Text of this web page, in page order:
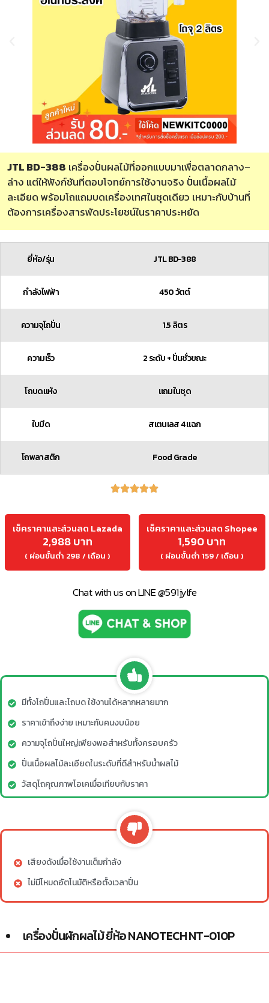
JTL BD-388 เครื่องปั่นผลไม้ที่ออกแบบมาเพื่อตลาดกลาง–
ล่าง แต่ให้ฟังก์ชันที่ตอบโจทย์การใช้งานจริง ปั่นเนื้อผลไม้
ละเอียด พร้อมโถแถมบดเครื่องเทศในชุดเดียว เหมาะกับบ้านที่
ต้องการเครื่องสารพัดประโยชน์ในราคาประหยัด
ยี่ห้อ/รุ่น JTL BD-388
กำลังไฟฟ้า 450 วัตต์
ความจุโถปั่น 1.5 ลิตร
ความเร็ว 2 ระดับ + ปั่นชั่วขณะ
โถบดแห้ง แถมในชุด
ใบมีด สเตนเลส 4 แฉก
โถพลาสติก Food Grade
เช็คราคาและส่วนลด Lazada
2,988 บาท
( ผ่อนขั้นต่ำ 298 / เดือน )
เช็คราคาและส่วนลด Shopee
1,590 บาท
( ผ่อนขั้นต่ำ 159 / เดือน )
Chat with us on LINE @591jylfe
มีทั้งโถปั่นและโถบด ใช้งานได้หลากหลายมาก
ราคาเข้าถึงง่าย เหมาะกับคนงบน้อย
ความจุโถปั่นใหญ่เพียงพอสำหรับทั้งครอบครัว
ปั่นเนื้อผลไม้ละเอียดในระดับที่ดีสำหรับน้ำผลไม้
วัสดุโถคุณภาพโอเคเมื่อเทียบกับราคา
เสียงดังเมื่อใช้งานเต็มกำลัง
ไม่มีโหมดอัตโนมัติหรือตั้งเวลาปั่น
เครื่องปั่นผักผลไม้ ยี่ห้อ NANOTECH NT-010P